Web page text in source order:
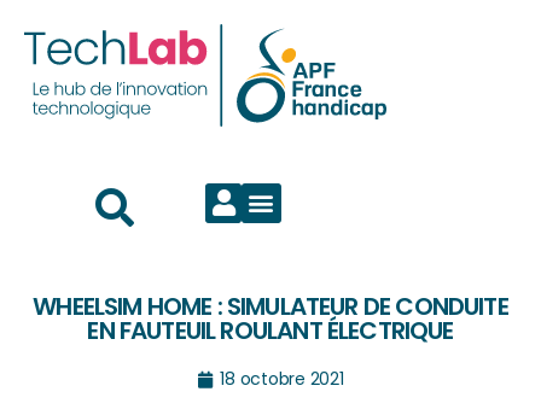
WHEELSIM HOME : SIMULATEUR DE CONDUITE
EN FAUTEUIL ROULANT ÉLECTRIQUE
18 octobre 2021